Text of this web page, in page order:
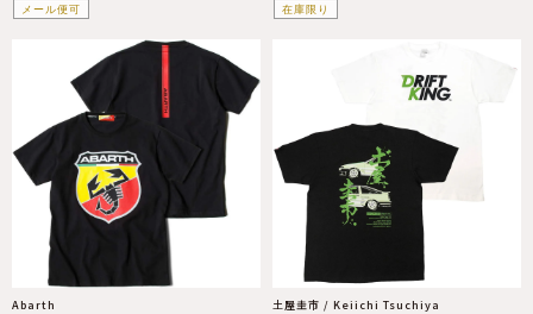
メール便可
在庫限り
Abarth 土屋圭市 / Keiichi Tsuchiya